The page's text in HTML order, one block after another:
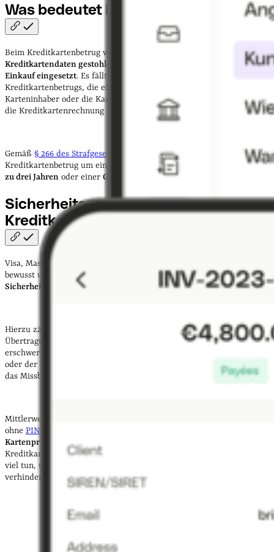
Was bedeutet Kreditkartenbetrug?
Beim Kreditkartenbetrug werden
Kreditkartendaten gestohlen
von Dritten unberechtigt zum
Einkauf eingesetzt. Es fällt aber auch unter den Tatbestand des
Kreditkartenbetrugs, die eigene Kreditkarte einzusetzen, obwohl der
Karteninhaber oder die Karteninhaberin genau weiß, dass er oder sie
die Kreditkartenrechnung nicht begleichen kann.
Gemäß § 266 des Strafgesetzbuches (StGB)handelt es sich beim
Kreditkartenbetrug um eine Straftat, die mit einer
Freiheitsstrafe bis
zu drei Jahren oder einer Geldstrafe geahndet wird.
Sicherheitsmaßnahmen der
Kreditkartenanbieter
Visa, Mastercard, American Express und Co. sind sich des Risikos
bewusst und statten ihre Kreditkarten mitzahlreichen
Sicherheitsmerkmalen
Hierzu zählt beispielsweise der
, der der sicheren
Übertragung von Zahlungsdaten dient und den Einsatz von Dubletten
erschweren soll. Der
oder der Karteninhaberin auf der Rückseite der Kreditkarte sollen
das Missbrauchsrisiko ebenfalls senken.
Mittlerweile werden Kreditkartenzahlungen allerdings häufig auch
ohne PIN oder Unterschrift
Kartenprüfziffer
oder ein
Kreditkartenanbieter für mehr Sicherheit. Obwohl die Anbieter also
viel tun, um den Missbrauch oder die Fälschung von Kreditkarten zu
verhindern, bleibt ein gewisses Restrisiko.